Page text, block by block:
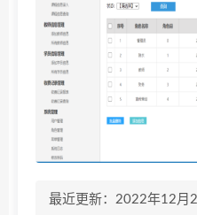
最近更新：2022年12月